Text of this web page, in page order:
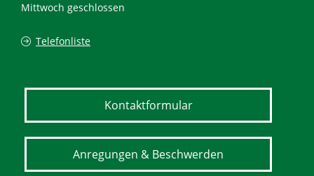
Mittwoch geschlossen
Telefonliste
Kontaktformular
Anregungen & Beschwerden